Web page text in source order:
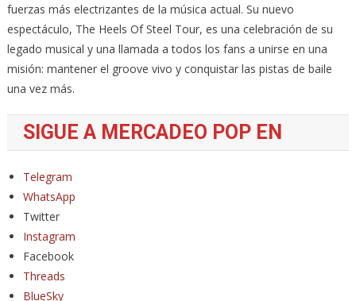
fuerzas más electrizantes de la música actual. Su nuevo
espectáculo, The Heels Of Steel Tour, es una celebración de su
legado musical y una llamada a todos los fans a unirse en una
misión: mantener el groove vivo y conquistar las pistas de baile
una vez más.
SIGUE A MERCADEO POP EN
Telegram
WhatsApp
Twitter
Instagram
Facebook
Threads
BlueSky